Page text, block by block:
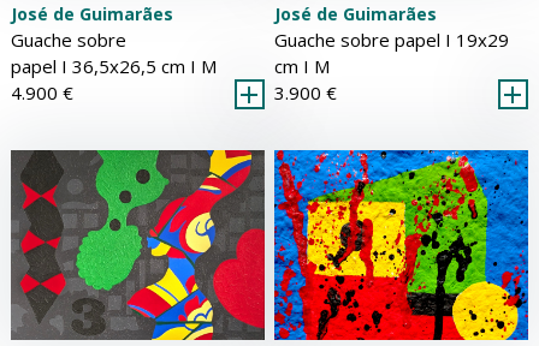
José de Guimarães
Guache sobre
papel Ι 36,5x26,5 cm Ι M
4.900 €
José de Guimarães
Guache sobre papel Ι 19x29
cm Ι M
3.900 €